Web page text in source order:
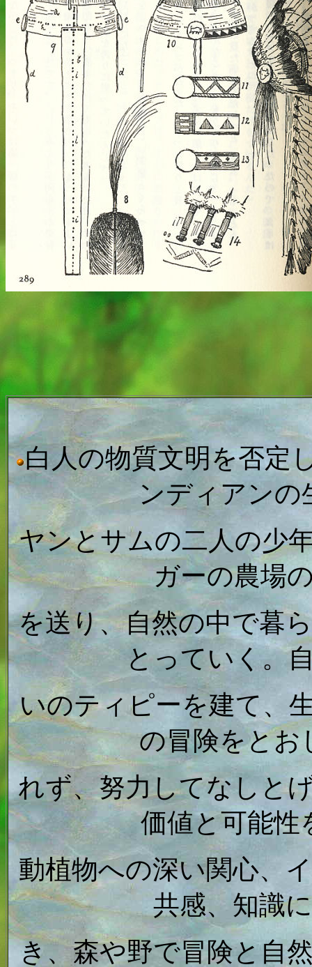
白人の物質文明を否定
ンディアンの
ヤンとサムの二人の少
ガーの農場
を送り、自然の中で暮
とっていく。
いのティピーを建て、
の冒険をとお
れず、努力してなしと
価値と可能性
動植物への深い関心、
共感、知識
き、森や野で冒険と自